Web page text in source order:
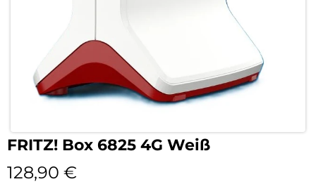
FRITZ! Box 6825 4G Weiß
128,90 €